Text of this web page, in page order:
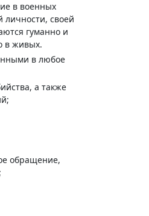
в военных
личности, своей
гуманно и
в живых.
в любое
а также
обращение,